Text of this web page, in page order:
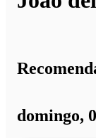
domingo,